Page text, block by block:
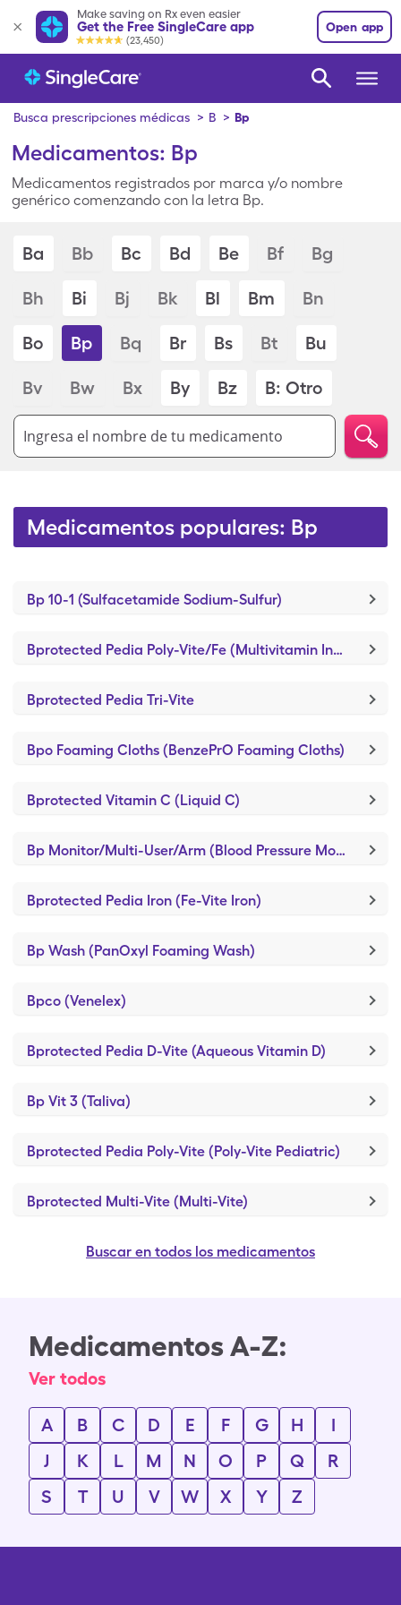
Make saving on Rx even easier
Get the Free SingleCare app
(23,450)
Open app
Busca prescripciones médicas > B > Bp
Medicamentos: Bp
Medicamentos registrados por marca y/o nombre
genérico comenzando con la letra Bp.
Ba Bb Bc Bd Be Bf Bg
Bh Bi Bj Bk Bl Bm Bn
Bo Bp Bq Br Bs Bt Bu
Bv Bw Bx By Bz B: Otro
Ingresa el nombre de tu medicamento
Medicamentos populares: Bp
Bp 10-1 (Sulfacetamide Sodium-Sulfur)
Bprotected Pedia Poly-Vite/Fe (Multivitamin Infant & Toddler)
Bprotected Pedia Tri-Vite
Bpo Foaming Cloths (BenzePrO Foaming Cloths)
Bprotected Vitamin C (Liquid C)
Bp Monitor/Multi-User/Arm (Blood Pressure Monitor 3)
Bprotected Pedia Iron (Fe-Vite Iron)
Bp Wash (PanOxyl Foaming Wash)
Bpco (Venelex)
Bprotected Pedia D-Vite (Aqueous Vitamin D)
Bp Vit 3 (Taliva)
Bprotected Pedia Poly-Vite (Poly-Vite Pediatric)
Bprotected Multi-Vite (Multi-Vite)
Buscar en todos los medicamentos
Medicamentos A-Z:
Ver todos
A B C D E F G H
I
J
K L M N O P Q
R
S
T U V W X Y Z